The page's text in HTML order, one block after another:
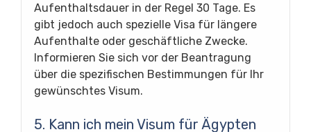
Aufenthaltsdauer in der Regel 30 Tage. Es
gibt jedoch auch spezielle Visa für längere
Aufenthalte oder geschäftliche Zwecke.
Informieren Sie sich vor der Beantragung
über die spezifischen Bestimmungen für Ihr
gewünschtes Visum.
5. Kann ich mein Visum für Ägypten